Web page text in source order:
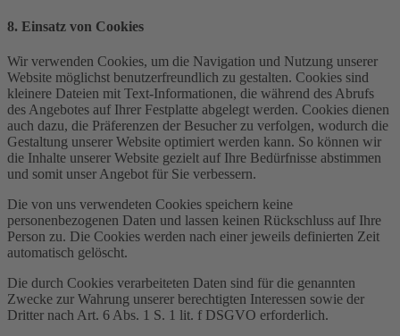
8. Einsatz von Cookies
Wir verwenden Cookies, um die Navigation und Nutzung unserer
Website möglichst benutzerfreundlich zu gestalten. Cookies sind
kleinere Dateien mit Text-Informationen, die während des Abrufs
des Angebotes auf Ihrer Festplatte abgelegt werden. Cookies dienen
auch dazu, die Präferenzen der Besucher zu verfolgen, wodurch die
Gestaltung unserer Website optimiert werden kann. So können wir
die Inhalte unserer Website gezielt auf Ihre Bedürfnisse abstimmen
und somit unser Angebot für Sie verbessern.
Die von uns verwendeten Cookies speichern keine
personenbezogenen Daten und lassen keinen Rückschluss auf Ihre
Person zu. Die Cookies werden nach einer jeweils definierten Zeit
automatisch gelöscht.
Die durch Cookies verarbeiteten Daten sind für die genannten
Zwecke zur Wahrung unserer berechtigten Interessen sowie der
Dritter nach Art. 6 Abs. 1 S. 1 lit. f DSGVO erforderlich.